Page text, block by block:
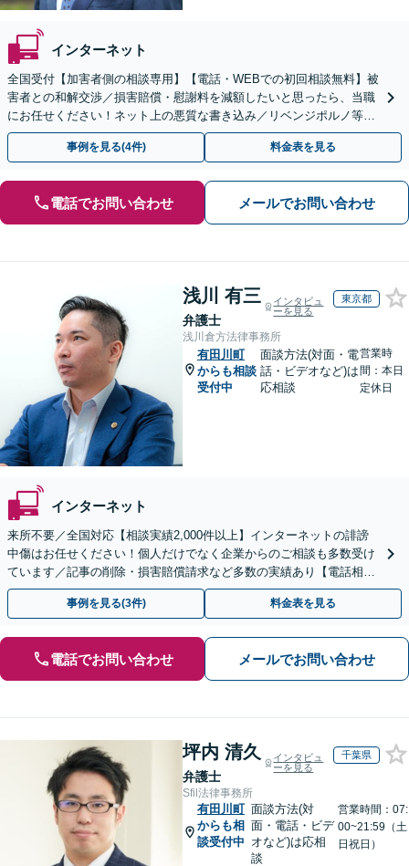
インターネット
全国受付【加害者側の相談専用】【電話・WEBでの初回相談無料】被
害者との和解交渉／損害賠償・慰謝料を減額したいと思ったら、当職
にお任せください！ネット上の悪質な書き込み／リベンジポルノ等、
代表弁護士が最後まで対応【関東エリア以外の相談も可】
事例を見る(4件) 料金表を見る
電話でお問い合わせ メールでお問い合わせ
浅川 有三
弁護士
インタビュ
ーを見る
東京都
浅川倉方法律事務所
有田川町
からも相談
受付中
面談方法(対面・電
話・ビデオなど)は
応相談
営業時
間：本日
定休日
インターネット
来所不要／全国対応【相談実績2,000件以上】インターネットの誹謗
中傷はお任せください！個人だけでなく企業からのご相談も多数受け
ています／記事の削除・損害賠償請求など多数の実績あり【電話相談
可】【初回相談無料】【夜間休日面談可】
事例を見る(3件) 料金表を見る
電話でお問い合わせ メールでお問い合わせ
坪内 清久
弁護士
インタビュ
ーを見る
千葉県
Sfil法律事務所
有田川町
からも相
談受付中
面談方法(対
面・電話・ビデ
オなど)は応相
談
営業時間：07:
00~21:59（土
日祝日）